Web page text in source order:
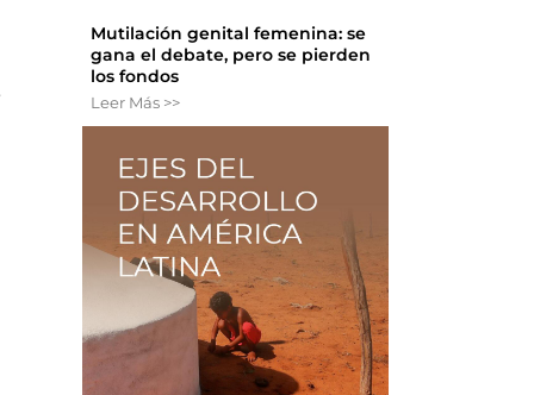
Mutilación genital femenina: se
gana el debate, pero se pierden
los fondos
Leer Más >>